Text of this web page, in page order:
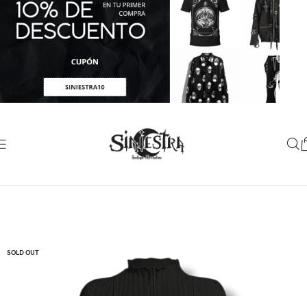
SOLD OUT